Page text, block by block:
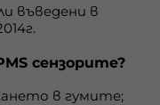
въведени в
сензорите?
в гумите;